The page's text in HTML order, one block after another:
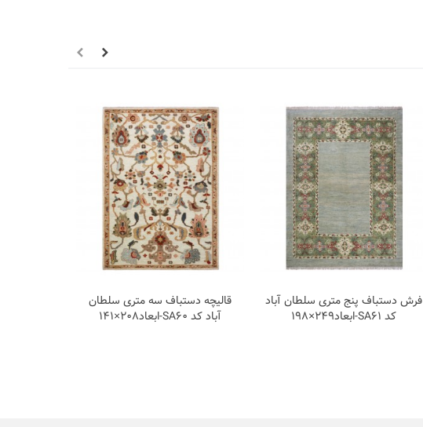
قالیچه دستباف سه متری سلطان
آباد کد SA60-ابعاد208×141
فرش دستباف پنج متری سلطان آباد
کد SA61-ابعاد249×198